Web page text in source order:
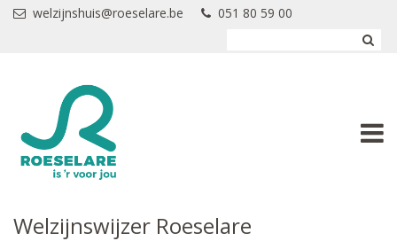
Overslaan en naar de inhoud gaan
welzijnshuis@roeselare.be 051 80 59 00
Welzijnswijzer Roeselare